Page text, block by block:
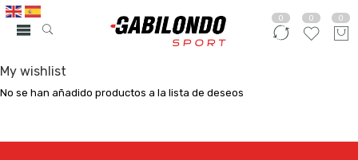
0 0 0
My wishlist
No se han añadido productos a la lista de deseos